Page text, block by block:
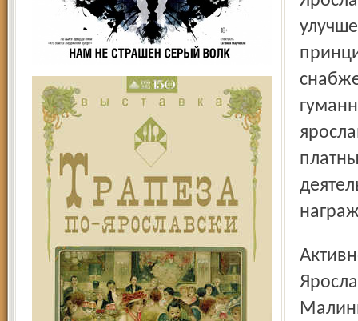
Активно участвовал в открытии в 1947 году при